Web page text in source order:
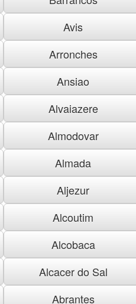
Avis
Arronches
Ansiao
Alvaiazere
Almodovar
Almada
Aljezur
Alcoutim
Alcobaca
Alcacer do Sal
Abrantes